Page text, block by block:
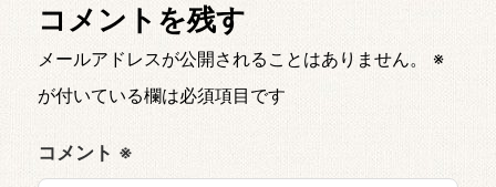
コメントを残す
メールアドレスが公開されることはありません。
※
が付いている欄は必須項目です
コメント ※